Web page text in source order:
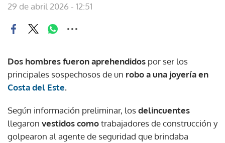
29 de abril 2026 - 12:51
Dos hombres fueron aprehendidos por ser los
principales sospechosos de un robo a una joyería en
Costa del Este.
Según información preliminar, losdelincuentes
llegaron vestidos comotrabajadores de construcción y
golpearon al agente de seguridad que brindaba